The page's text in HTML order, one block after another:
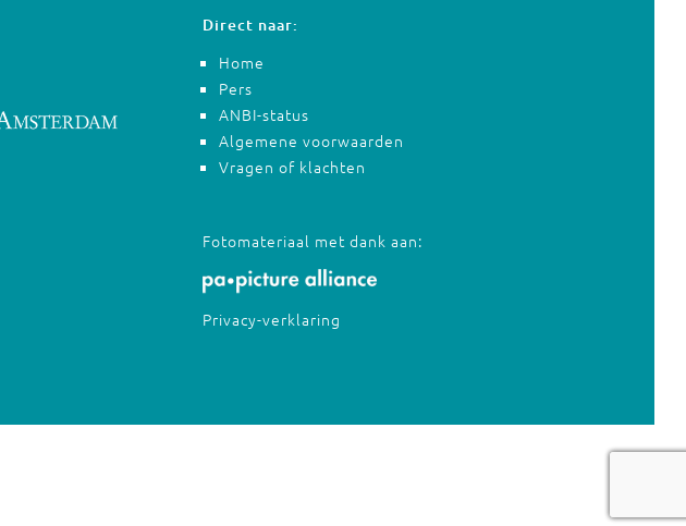
Direct naar:
Home
Pers
ANBI-status
Algemene voorwaarden
Vragen of klachten
Fotomateriaal met dank aan:
Privacy-verklaring